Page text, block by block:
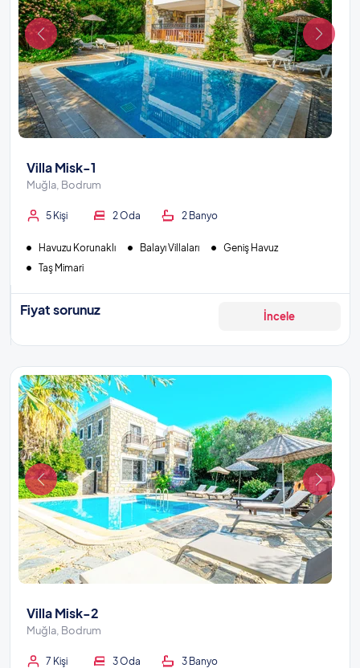
Villa Misk-1
Muğla, Bodrum
5 Kişi 2 Oda 2 Banyo
Havuzu Korunaklı Balayı Villaları
Geniş Havuz
Taş Mimari
Fiyat sorunuz İncele
Villa Misk-2
Muğla, Bodrum
7 Kişi 3 Oda 3 Banyo